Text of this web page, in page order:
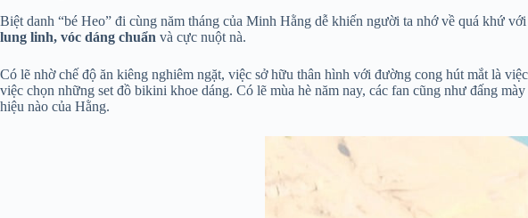
Biệt danh “bé Heo” đi cùng năm tháng của Minh Hằng dễ khiến người ta nhớ về quá khứ
lung linh, vóc dáng chuẩn và cực nuột nà.
Có lẽ nhờ chế độ ăn kiêng nghiêm ngặt, việc sở hữu thân hình với đường cong hút mắt là
việc chọn những set đồ bikini khoe dáng. Có lẽ mùa hè năm nay, các fan cũng như đấng
hiệu nào của Hằng.